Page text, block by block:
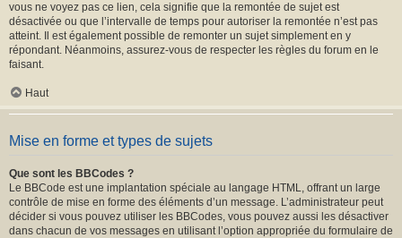
vous ne voyez pas ce lien, cela signifie que la remontée de sujet est
désactivée ou que l’intervalle de temps pour autoriser la remontée n’est pas
atteint. Il est également possible de remonter un sujet simplement en y
répondant. Néanmoins, assurez-vous de respecter les règles du forum en le
faisant.
Haut
Mise en forme et types de sujets
Que sont les BBCodes ?
Le BBCode est une implantation spéciale au langage HTML, offrant un large
contrôle de mise en forme des éléments d’un message. L’administrateur peut
décider si vous pouvez utiliser les BBCodes, vous pouvez aussi les désactiver
dans chacun de vos messages en utilisant l’option appropriée du formulaire de